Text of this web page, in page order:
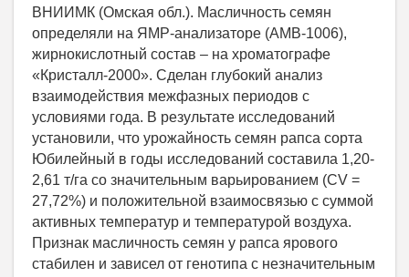
ВНИИМК (Омская обл.). Масличность семян
определяли на ЯМР-анализаторе (АМВ-1006),
жирнокислотный состав – на хроматографе
«Кристалл-2000». Сделан глубокий анализ
взаимодействия межфазных периодов с
условиями года. В результате исследований
установили, что урожайность семян рапса сорта
Юбилейный в годы исследований составила 1,20-
2,61 т/га со значительным варьированием (CV =
27,72%) и положительной взаимосвязью с суммой
активных температур и температурой воздуха.
Признак масличность семян у рапса ярового
стабилен и зависел от генотипа с незначительным